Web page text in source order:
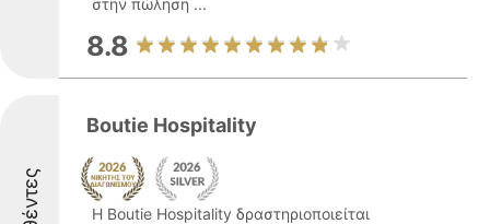
στην πώληση ...
8.8
Boutie Hospitality
Η Boutie Hospitality δραστηριοποιείται